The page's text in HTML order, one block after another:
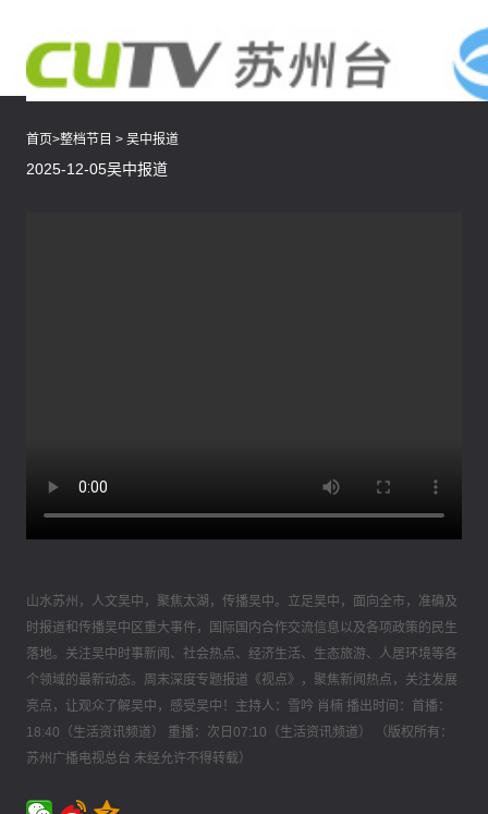
首页>整档节目 > 吴中报道
2025-12-05吴中报道
山水苏州，人文吴中，聚焦太湖，传播吴中。立足吴中，面向全市，准确及
时报道和传播吴中区重大事件，国际国内合作交流信息以及各项政策的民生
落地。关注吴中时事新闻、社会热点、经济生活、生态旅游、人居环境等各
个领域的最新动态。周末深度专题报道《视点》，聚焦新闻热点，关注发展
亮点，让观众了解吴中，感受吴中！主持人：雪吟 肖楠 播出时间：首播：
18:40（生活资讯频道） 重播：次日07:10（生活资讯频道） （版权所有：
苏州广播电视总台 未经允许不得转载）